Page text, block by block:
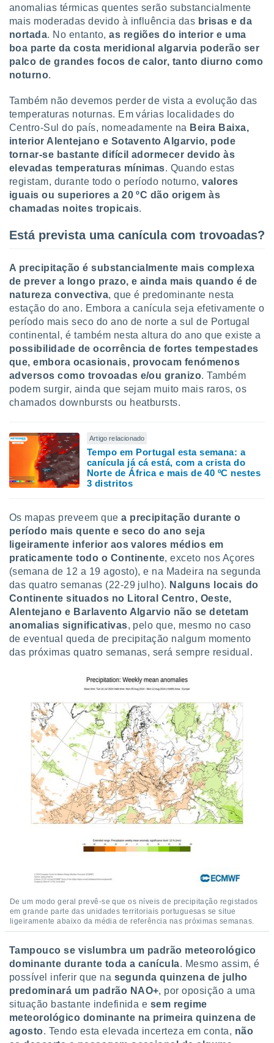
anomalias térmicas quentes serão substancialmente
mais moderadas devido à influência das brisas e da
nortada. No entanto,as regiões do interior e uma
boa parte da costa meridional algarvia poderão ser
palco de grandes focos de calor, tanto diurno como
noturno.
Também não devemos perder de vista a evolução das
temperaturas noturnas. Em várias localidades do
Centro-Sul do país, nomeadamente na Beira Baixa,
interior Alentejano e Sotavento Algarvio, pode
tornar-se bastante difícil adormecer devido às
elevadas temperaturas mínimas. Quando estas
registam, durante todo o período noturno,valores
iguais ou superiores a 20 ºC dão origem às
chamadas noites tropicais.
Está prevista uma canícula com trovoadas?
A precipitação é substancialmente mais complexa
de prever a longo prazo, e ainda mais quando é de
natureza convectiva, que é predominante nesta
estação do ano. Embora a canícula seja efetivamente o
período mais seco do ano de norte a sul de Portugal
continental, é também nesta altura do ano que existe a
possibilidade de ocorrência de fortes tempestades
que, embora ocasionais, provocam fenómenos
adversos como trovoadas e/ou granizo. Também
podem surgir, ainda que sejam muito mais raros, os
chamados downbursts ou heatbursts.
Artigo relacionado
Tempo em Portugal esta semana: a
canícula já cá está, com a crista do
Norte de África e mais de 40 ºC nestes
3 distritos
Os mapas preveem quea precipitação durante o
período mais quente e seco do ano seja
ligeiramente inferior aos valores médios em
praticamente todo o Continente, exceto nos Açores
(semana de 12 a 19 agosto), e na Madeira na segunda
das quatro semanas (22-29 julho). Nalguns locais do
Continente situados no Litoral Centro, Oeste,
Alentejano e Barlavento Algarvio não se detetam
anomalias significativas, pelo que, mesmo no caso
de eventual queda de precipitação nalgum momento
das próximas quatro semanas, será sempre residual.
De um modo geral prevê-se que os níveis de precipitação registados
em grande parte das unidades territoriais portuguesas se situe
ligeiramente abaixo da média de referência nas próximas semanas.
Tampouco se vislumbra um padrão meteorológico
dominante durante toda a canícula. Mesmo assim, é
possível inferir que na segunda quinzena de julho
predominará um padrão NAO+, por oposição a uma
situação bastante indefinida e sem regime
meteorológico dominante na primeira quinzena de
agosto. Tendo esta elevada incerteza em conta, não